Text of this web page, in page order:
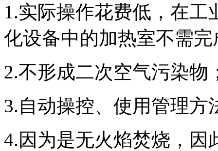
1.实际操作花费低，在
化设备中的加热室不需
2.不形成二次空气污染物
3.自动操控、使用管理方
4.因为是无火焰焚烧，因